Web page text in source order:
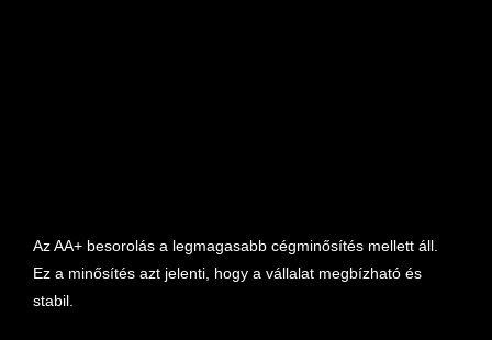
Az AA+ besorolás a legmagasabb cégminősítés mellett áll.
Ez a minősítés azt jelenti, hogy a vállalat megbízható és
stabil.